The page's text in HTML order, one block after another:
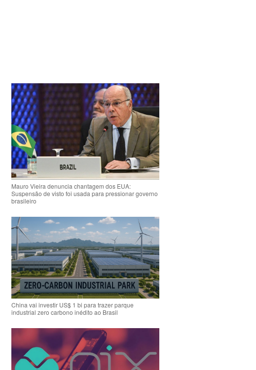
Mauro Vieira denuncia chantagem dos EUA:
Suspensão de visto foi usada para pressionar governo
brasileiro
China vai investir US$ 1 bi para trazer parque
industrial zero carbono inédito ao Brasil